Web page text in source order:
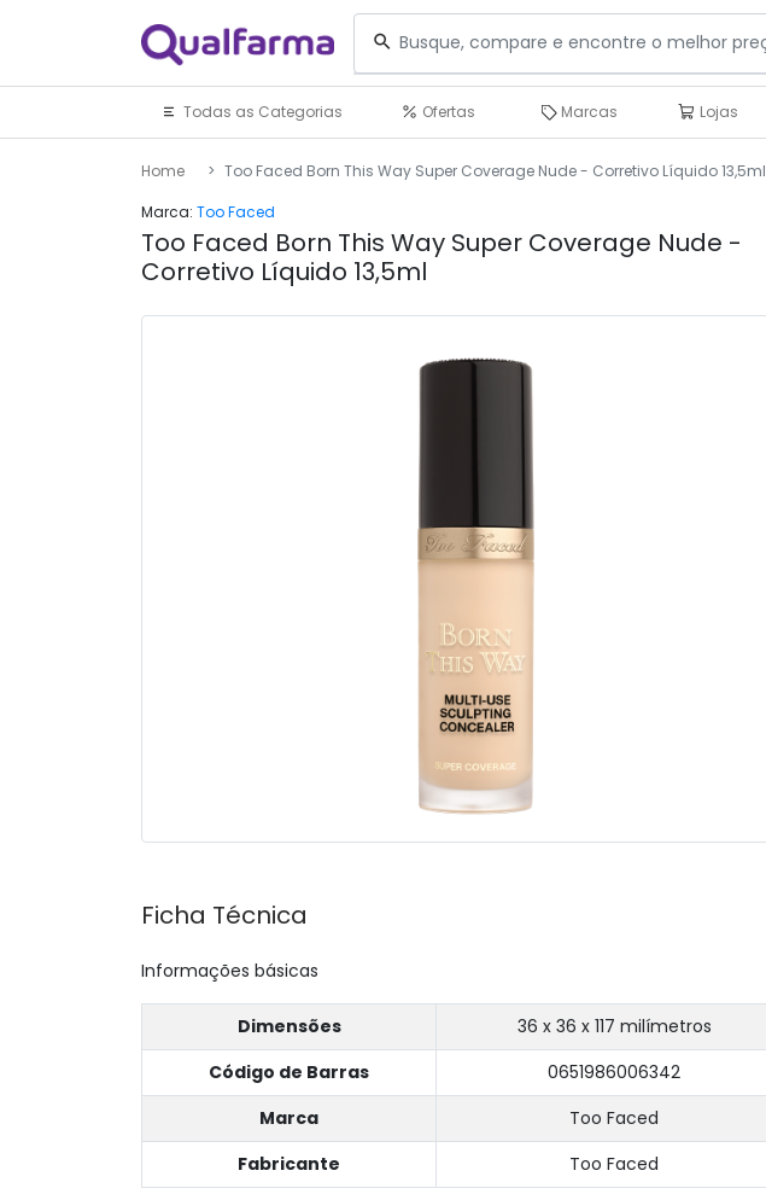
Todas as Categorias Ofertas Marcas Lojas
Home
Too Faced Born This Way Super Coverage Nude - Corretivo Líquido 13,5ml
Marca: Too Faced
Too Faced Born This Way Super Coverage Nude -
Corretivo Líquido 13,5ml
Ficha Técnica
Informações básicas
Dimensões
36 x 36 x 117 milímetros
Código de Barras
0651986006342
Marca
Too Faced
Fabricante
Too Faced